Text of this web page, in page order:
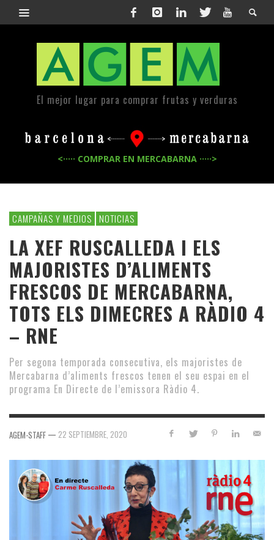
El mejor lugar para comprar frutas y verduras
<····· COMPRAR EN MERCABARNA ·····>
CAMPAÑAS Y MEDIOS NOTICIAS
LA XEF RUSCALLEDA I ELS
MAJORISTES D’ALIMENTS
FRESCOS DE MERCABARNA,
TOTS ELS DIMECRES A RÀDIO 4
– RNE
Per segona temporada consecutiva, els majoristes de
Mercabarna d’aliments frescos tenen el seu espai en el
programa En Directe de l’emissora Ràdio 4.
AGEM-STAFF — 22 SEPTIEMBRE, 2020